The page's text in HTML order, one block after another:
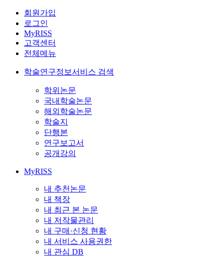
회원가입
로그인
MyRISS
고객센터
전체메뉴
학술연구정보서비스 검색
학위논문
국내학술논문
해외학술논문
학술지
단행본
연구보고서
공개강의
MyRISS
내 추천논문
내 책장
내 최근 본 논문
내 저작물관리
내 구매·신청 현황
내 서비스 사용권한
내 관심 DB